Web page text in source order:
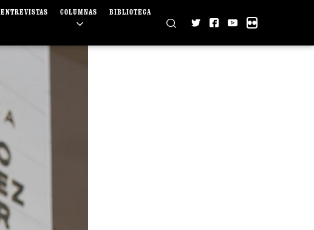
ENTREVISTAS COLUMNAS BIBLIOTECA